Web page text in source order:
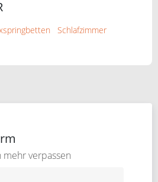
Schlafzimmer
mehr verpassen